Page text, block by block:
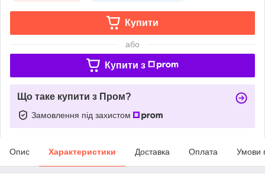
Купити
або
Купити з
Що таке купити з Пром?
Замовлення під захистом
Опис Характеристики Доставка Оплата Умови